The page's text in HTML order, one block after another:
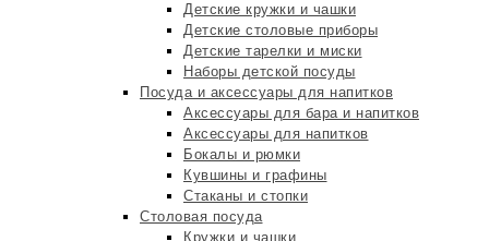
Детские кружки и чашки
Детские столовые приборы
Детские тарелки и миски
Наборы детской посуды
Посуда и аксессуары для напитков
Аксессуары для бара и напитков
Аксессуары для напитков
Бокалы и рюмки
Кувшины и графины
Стаканы и стопки
Столовая посуда
Кружки и чашки